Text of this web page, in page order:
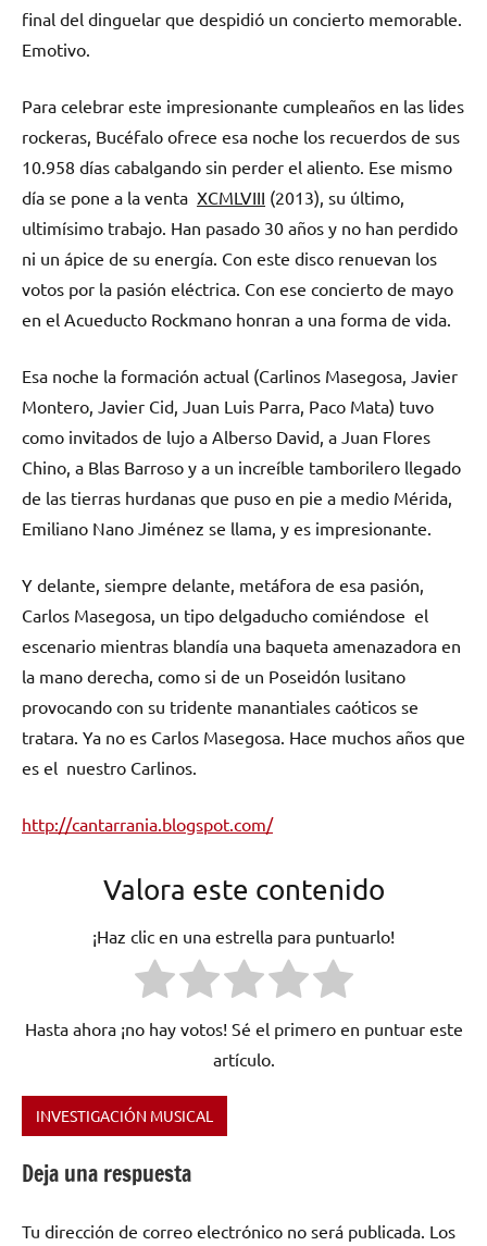
final del dinguelar que despidió un concierto memorable.
Emotivo.
Para celebrar este impresionante cumpleaños en las lides
rockeras, Bucéfalo ofrece esa noche los recuerdos de sus
10.958 días cabalgando sin perder el aliento. Ese mismo
día se pone a la venta XCMLVIII (2013), su último,
ultimísimo trabajo. Han pasado 30 años y no han perdido
ni un ápice de su energía. Con este disco renuevan los
votos por la pasión eléctrica. Con ese concierto de mayo
en el Acueducto Rockmano honran a una forma de vida.
Esa noche la formación actual (Carlinos Masegosa, Javier
Montero, Javier Cid, Juan Luis Parra, Paco Mata) tuvo
como invitados de lujo a Alberso David, a Juan Flores
Chino, a Blas Barroso y a un increíble tamborilero llegado
de las tierras hurdanas que puso en pie a medio Mérida,
Emiliano Nano Jiménez se llama, y es impresionante.
Y delante, siempre delante, metáfora de esa pasión,
Carlos Masegosa, un tipo delgaducho comiéndose el
escenario mientras blandía una baqueta amenazadora en
la mano derecha, como si de un Poseidón lusitano
provocando con su tridente manantiales caóticos se
tratara. Ya no es Carlos Masegosa. Hace muchos años que
es el nuestro Carlinos.
http://cantarrania.blogspot.com/
Valora este contenido
¡Haz clic en una estrella para puntuarlo!
Hasta ahora ¡no hay votos! Sé el primero en puntuar este
artículo.
Etiquetado
Acción
Band,
INVESTIGACIÓN MUSICAL
Deja una respuesta
Tu dirección de correo electrónico no será publicada. Los